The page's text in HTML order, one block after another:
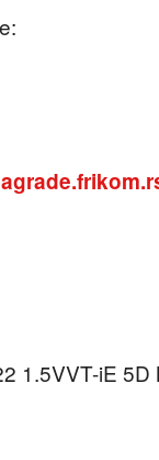
1.5VVT-iE